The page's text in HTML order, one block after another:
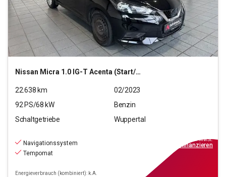
Nissan Micra 1.0 IG-T Acenta (Start/Stopp)(EURO 6d)
22.638 km
02/2023
92PS/68 kW
Benzin
Schaltgetriebe
Wuppertal
Navigationssystem
Tempomat
Energieverbrauch (kombiniert): k.A.
inkl.MwSt.
finanzieren